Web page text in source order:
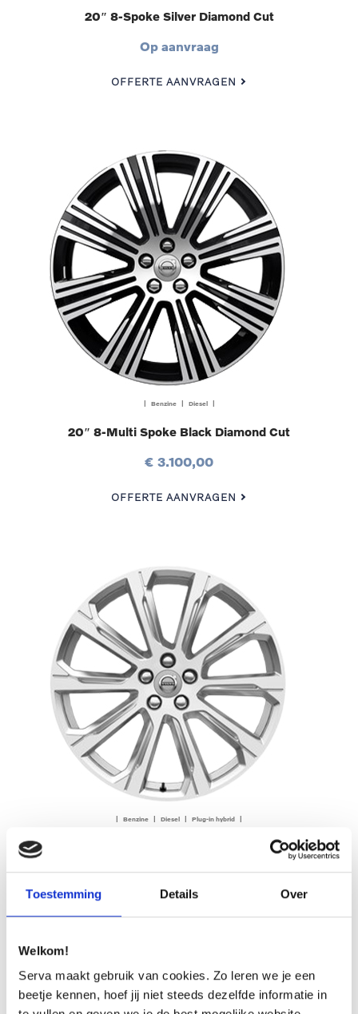
Toestemming Details Over
Welkom!
Serva maakt gebruik van cookies. Zo leren we je een
beetje kennen, hoef jij niet steeds dezelfde informatie in
20″ 8-Spoke Silver Diamond Cut
Op aanvraag
OFFERTE AANVRAGEN
| Benzine | Diesel |
20″ 8-Multi Spoke Black Diamond Cut
€ 3.100,00
OFFERTE AANVRAGEN
| Benzine | Diesel | Plug-in hybrid |
20″ 10-Spoke Silver Diamond Cut – 1030
Op aanvraag